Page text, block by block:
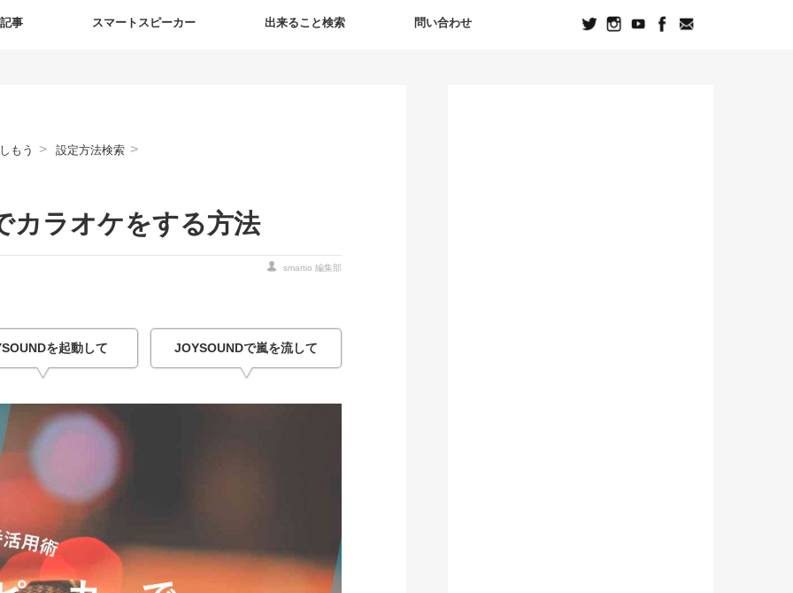
事 スマートスピーカー 出来ること検索 問い合わせ
もう > 設定方法検索 >
カラオケをする方法
smartio 編集部
を起動して JOYSOUNDで嵐を流して